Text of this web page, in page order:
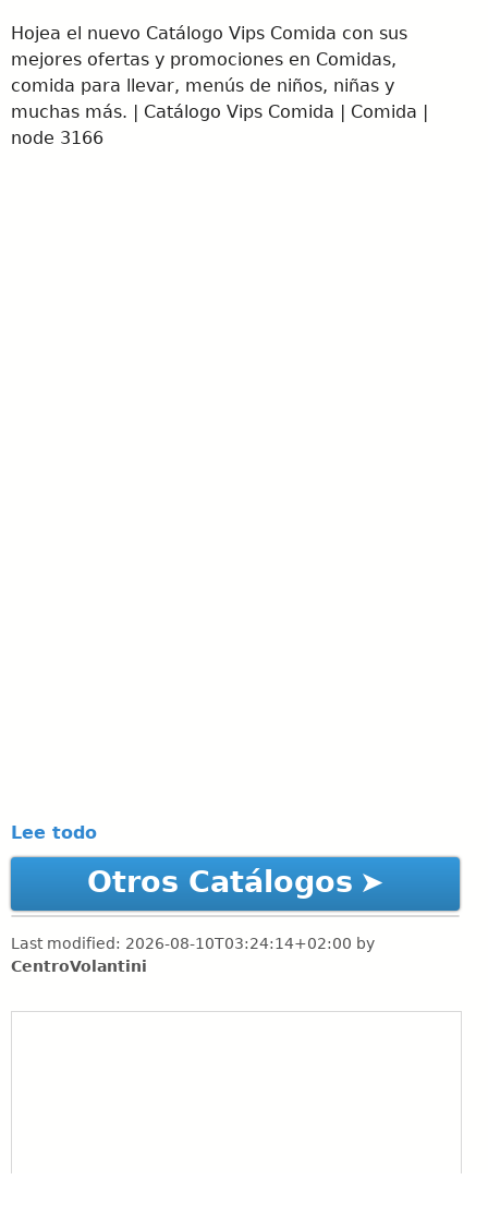
Hojea el nuevo Catálogo Vips Comida con sus
mejores ofertas y promociones en Comidas,
comida para llevar, menús de niños, niñas y
muchas más. | Catálogo Vips Comida | Comida |
node 3166
Lee todo
Otros Catálogos
Last modified: 2026-08-10T03:24:14+02:00 by
CentroVolantini